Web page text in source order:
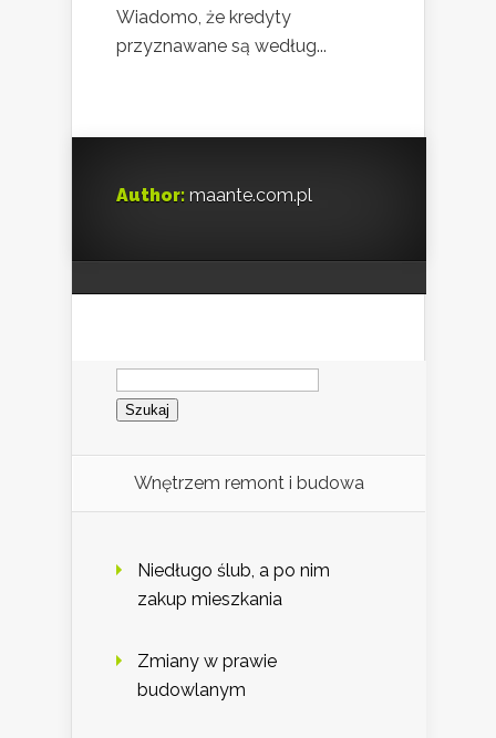
Wiadomo, że kredyty
przyznawane są według...
Author: maante.com.pl
Szukaj:
Wnętrzem remont i budowa
Niedługo ślub, a po nim
zakup mieszkania
Zmiany w prawie
budowlanym